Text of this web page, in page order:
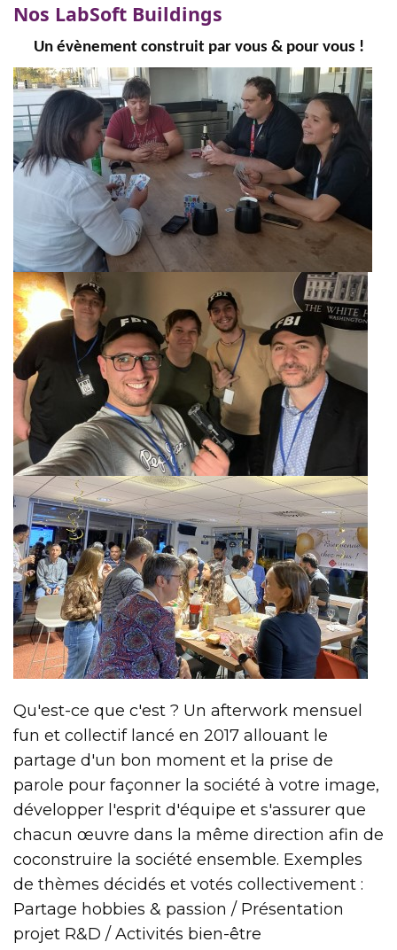
Nos LabSoft Buildings
Un évènement construit par vous & pour vous !
Qu'est-ce que c'est ? Un afterwork mensuel
fun et collectif lancé en 2017 allouant le
partage d'un bon moment et la prise de
parole pour façonner la société à votre image,
développer l'esprit d'équipe et s'assurer que
chacun œuvre dans la même direction afin de
coconstruire la société ensemble. Exemples
de thèmes décidés et votés collectivement :
Partage hobbies & passion / Présentation
projet R&D / Activités bien-être